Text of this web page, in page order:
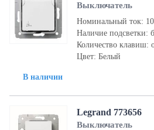
В наличии
Выключатель
Номинальный ток:
Наличие подсветки:
Количество клавиш:
Цвет: Белый
Legrand 773656
Выключатель